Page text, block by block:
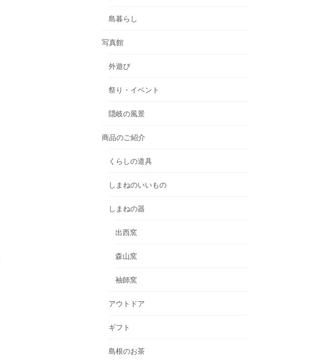
島暮らし
写真館
外遊び
祭り・イベント
隠岐の風景
商品のご紹介
くらしの道具
しまねのいいもの
しまねの器
出西窯
森山窯
袖師窯
アウトドア
ギフト
島根のお茶